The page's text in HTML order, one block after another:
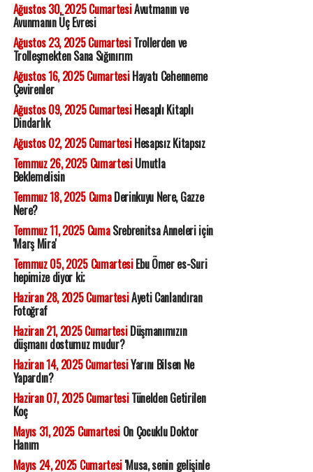
Ağustos 30, 2025 CumartesiAvutmanın ve
Avunmanın Üç Evresi
Ağustos 23, 2025 CumartesiTrollerden ve
Trolleşmekten Sana Sığınırım
Ağustos 16, 2025 CumartesiHayatı Cehenneme
Çevirenler
Ağustos 09, 2025 CumartesiHesaplı Kitaplı
Dindarlık
Ağustos 02, 2025 CumartesiHesapsız Kitapsız
Temmuz 26, 2025 CumartesiUmutla
Beklemelisin
Temmuz 18, 2025 CumaDerinkuyu Nere, Gazze
Nere?
Temmuz 11, 2025 CumaSrebrenitsa Anneleri için
'Marş Mira'
Temmuz 05, 2025 CumartesiEbu Ömer es-Suri
hepimize diyor ki;
Haziran 28, 2025 CumartesiAyeti Canlandıran
Fotoğraf
Haziran 21, 2025 CumartesiDüşmanımızın
düşmanı dostumuz mudur?
Haziran 14, 2025 CumartesiYarını Bilsen Ne
Yapardın?
Haziran 07, 2025 CumartesiTünelden Getirilen
Koç
Mayıs 31, 2025 CumartesiOn Çocuklu Doktor
Hanım
Mayıs 24, 2025 Cumartesi'Musa, senin gelişinle